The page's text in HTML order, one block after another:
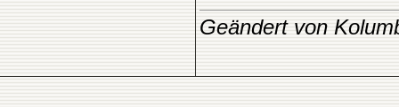
Geändert von